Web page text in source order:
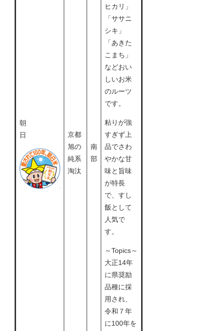
朝
日
京都
旭の
純系
淘汰
南
部
ヒカリ」
「ササニ
シキ」
「あきた
こまち」
などおい
しいお米
のルーツ
です。
粘りが強
すぎず上
品でさわ
やかな甘
味と旨味
が特長
で、すし
飯として
人気で
す。
～Topics～
大正14年
に県奨励
品種に採
用され、
令和７年
に100年を